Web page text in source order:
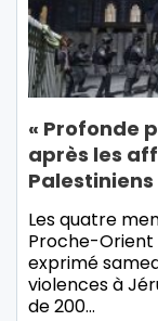
« Profonde
après les
Les quatre
Proche-Orient
exprimé
violences à
de 200…